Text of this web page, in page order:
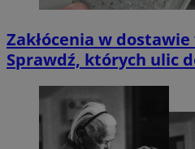
Zakłócenia w
Sprawdź, których ulic